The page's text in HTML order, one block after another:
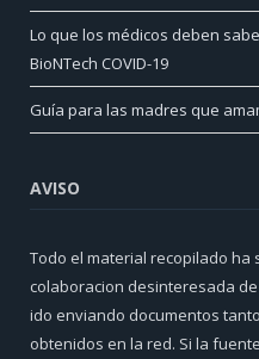
Lo que los médicos deben
BioNTech COVID-19
Guía para las madres que
AVISO
Todo el material recopilado ha
colaboracion desinteresada
ido enviando documentos
obtenidos en la red. Si la